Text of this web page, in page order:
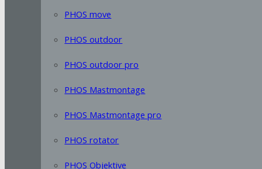
PHOS move
PHOS outdoor
PHOS outdoor pro
PHOS Mastmontage
PHOS Mastmontage pro
PHOS rotator
PHOS Objektive